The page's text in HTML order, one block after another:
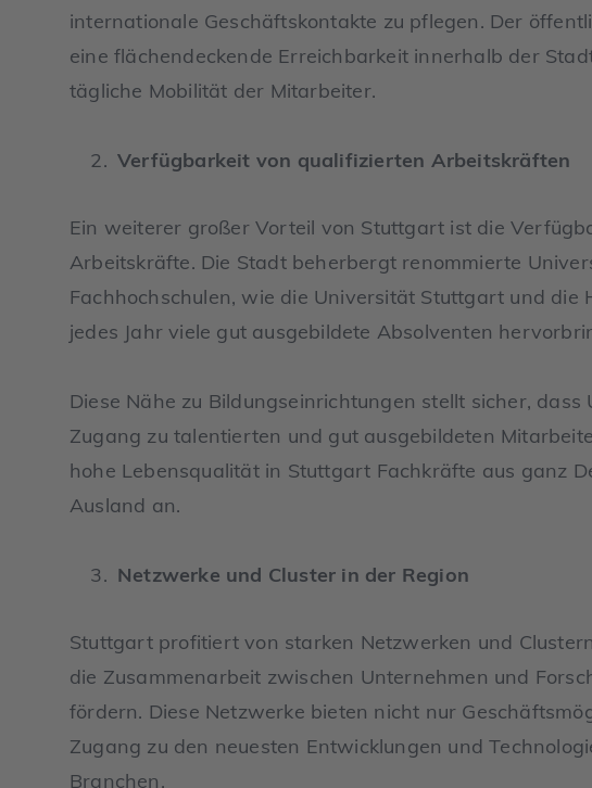
internationale Geschäftskontakte zu pflegen. Der
eine flächendeckende Erreichbarkeit innerhalb der
tägliche Mobilität der Mitarbeiter.
Verfügbarkeit von qualifizierten Arbeitskräften
Ein weiterer großer Vorteil von Stuttgart ist die
Arbeitskräfte. Die Stadt beherbergt renommierte
Fachhochschulen, wie die Universität Stuttgart und die
jedes Jahr viele gut ausgebildete Absolventen
Diese Nähe zu Bildungseinrichtungen stellt sicher,
Zugang zu talentierten und gut ausgebildeten
hohe Lebensqualität in Stuttgart Fachkräfte aus ganz
Ausland an.
Netzwerke und Cluster in der Region
Stuttgart profitiert von starken Netzwerken und
die Zusammenarbeit zwischen Unternehmen und
fördern. Diese Netzwerke bieten nicht nur
Zugang zu den neuesten Entwicklungen und
Branchen.